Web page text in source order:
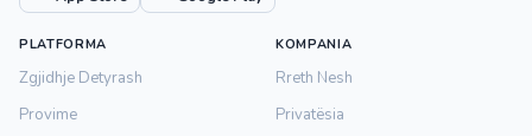
PLATFORMA
Zgjidhje Detyrash
Provime
KOMPANIA
Rreth Nesh
Privatësia